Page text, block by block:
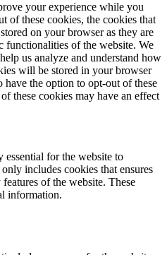
your experience while you
of these cookies, the cookies that
on your browser as they are
functionalities of the website. We
us analyze and understand how
will be stored in your browser
the option to opt-out of these
these cookies may have an effect
essential for the website to
includes cookies that ensures
of the website. These
information.